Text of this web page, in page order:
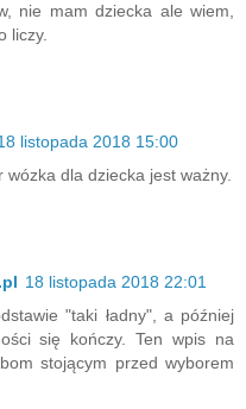
nie mam dziecka ale wiem,
liczy.
listopada 2018 15:00
dla dziecka jest ważny.
18 listopada 2018 22:01
"taki ładny", a później
się kończy. Ten wpis na
stojącym przed wyborem